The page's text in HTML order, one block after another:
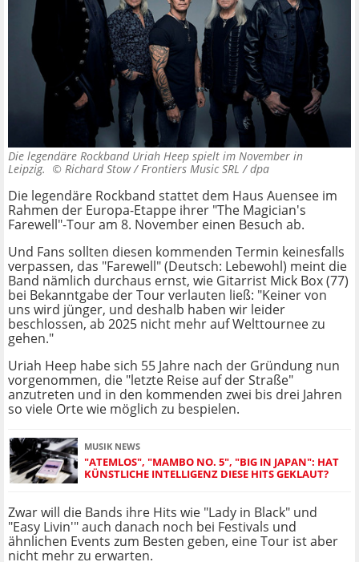
Die legendäre Rockband Uriah Heep spielt im November in
Leipzig. © Richard Stow / Frontiers Music SRL / dpa
Die legendäre Rockband stattet dem Haus Auensee im
Rahmen der Europa-Etappe ihrer "The Magician's
Farewell"-Tour am 8. November einen Besuch ab.
Und Fans sollten diesen kommenden Termin keinesfalls
verpassen, das "Farewell" (Deutsch: Lebewohl) meint die
Band nämlich durchaus ernst, wie Gitarrist Mick Box (77)
bei Bekanntgabe der Tour verlauten ließ: "Keiner von
uns wird jünger, und deshalb haben wir leider
beschlossen, ab 2025 nicht mehr auf Welttournee zu
gehen."
Uriah Heep habe sich 55 Jahre nach der Gründung nun
vorgenommen, die "letzte Reise auf der Straße"
anzutreten und in den kommenden zwei bis drei Jahren
so viele Orte wie möglich zu bespielen.
MUSIK NEWS
"ATEMLOS", "MAMBO NO. 5", "BIG IN JAPAN": HAT
KÜNSTLICHE INTELLIGENZ DIESE HITS GEKLAUT?
Zwar will die Bands ihre Hits wie "Lady in Black" und
"Easy Livin'" auch danach noch bei Festivals und
ähnlichen Events zum Besten geben, eine Tour ist aber
nicht mehr zu erwarten.